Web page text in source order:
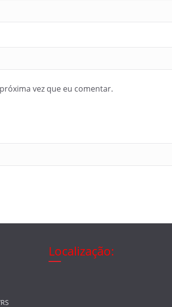
vez que eu comentar.
Localização: